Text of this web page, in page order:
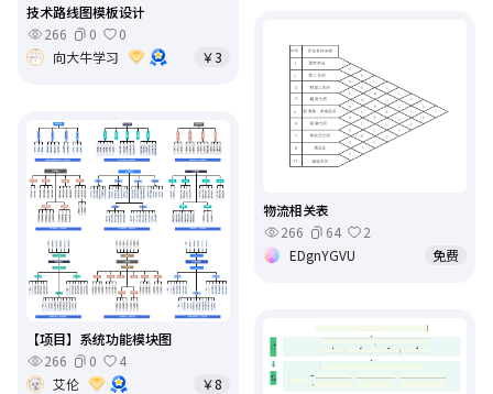
技术路线图模板设计
266
0
0
向大牛学习
￥3
物流相关表
266
64
2
EDgnYGVU
免费
【项目】系统功能模块图
266
0
4
艾伦
￥8